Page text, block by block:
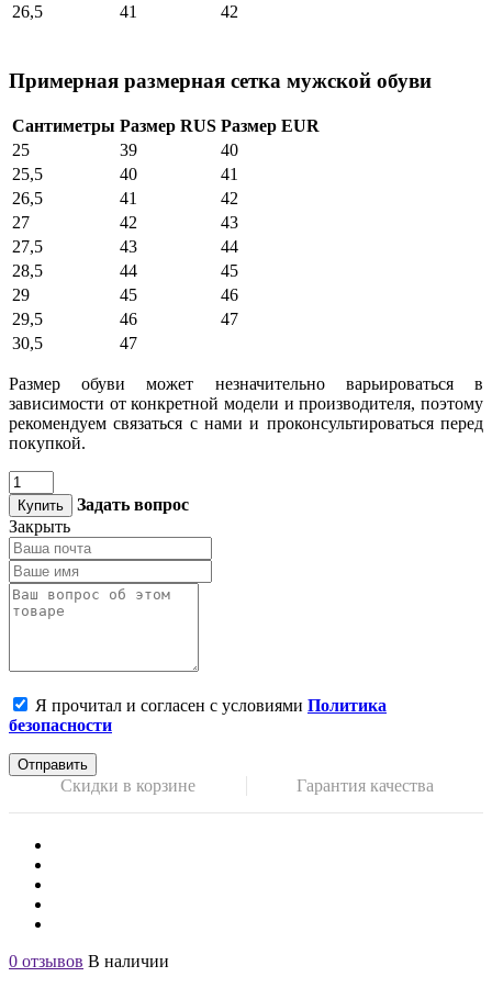
26,5
41 42
Примерная размерная сетка мужской обуви
Сантиметры Размер RUS Размер EUR
25
39
40
25,5
40
41
26,5
41
42
27
42
43
27,5
43
44
28,5
44
45
29
45
46
29,5
46
47
30,5
47
Размер обуви может незначительно варьироваться в
зависимости от конкретной модели и производителя, поэтому
рекомендуем связаться с нами и проконсультироваться перед
покупкой.
Купить
Задать вопрос
Закрыть
Я прочитал и согласен с условиями Политика
безопасности
Отправить
Скидки в корзине Гарантия качества
0 отзывов В наличии